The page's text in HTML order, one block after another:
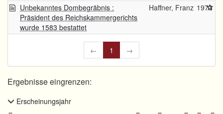
Unbekanntes Dombegräbnis :
Präsident des Reichskammergerichts
wurde 1583 bestattet
Haffner, Franz 1973
← 1 →
Ergebnisse eingrenzen:
Erscheinungsjahr